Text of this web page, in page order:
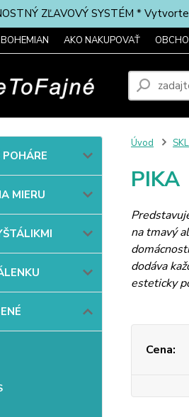
ZĽAVOVÝ SYSTÉM *
AKO NAKUPOVAŤ
MIERU
Úvod
PIKA
na tmavý
dodáva
esteticky
Cena: